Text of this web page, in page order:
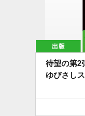
待望の第2
ゆびさし